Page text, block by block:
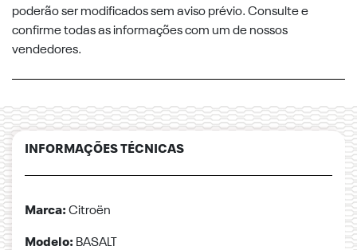
poderão ser modificados sem aviso prévio. Consulte e
confirme todas as informações com um de nossos
vendedores.
INFORMAÇÕES TÉCNICAS
Marca:Citroën
Modelo: BASALT